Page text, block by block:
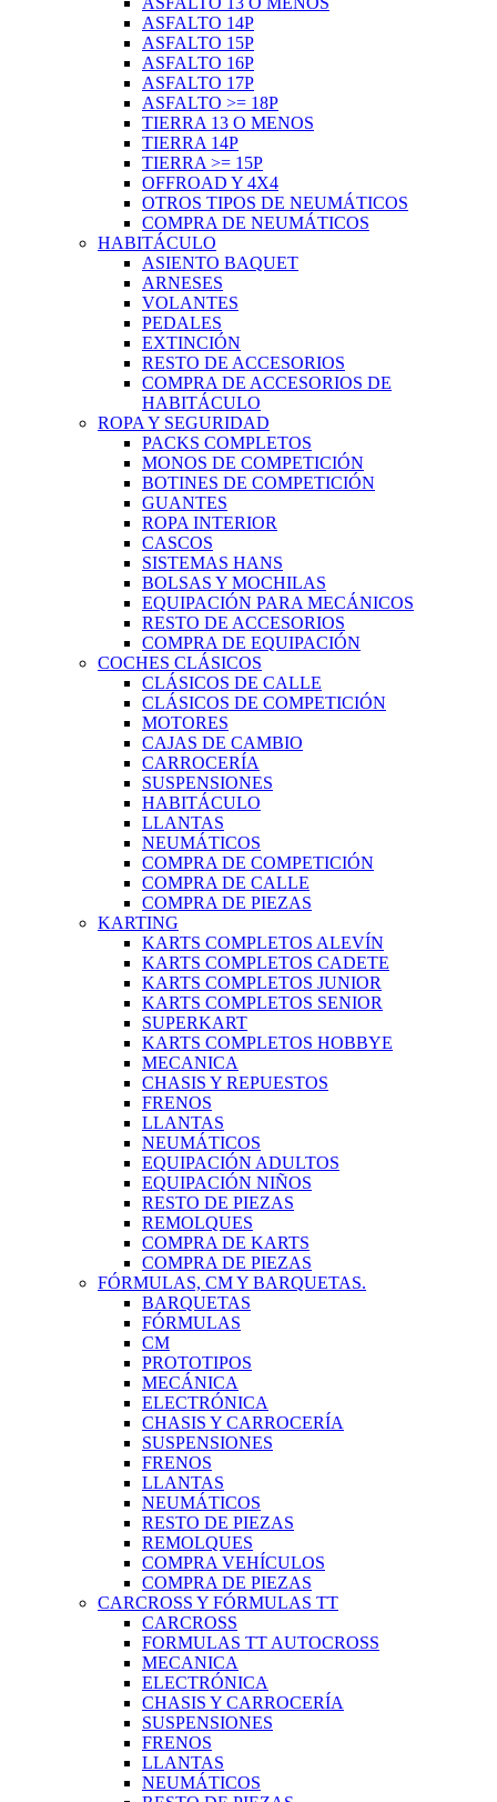
ASFALTO 14P
ASFALTO 15P
ASFALTO 16P
ASFALTO 17P
ASFALTO >= 18P
TIERRA 13 O MENOS
TIERRA 14P
TIERRA >= 15P
OFFROAD Y 4X4
OTROS TIPOS DE NEUMÁTICOS
COMPRA DE NEUMÁTICOS
HABITÁCULO
ASIENTO BAQUET
ARNESES
VOLANTES
PEDALES
EXTINCIÓN
RESTO DE ACCESORIOS
COMPRA DE ACCESORIOS DE
HABITÁCULO
ROPA Y SEGURIDAD
PACKS COMPLETOS
MONOS DE COMPETICIÓN
BOTINES DE COMPETICIÓN
GUANTES
ROPA INTERIOR
CASCOS
SISTEMAS HANS
BOLSAS Y MOCHILAS
EQUIPACIÓN PARA MECÁNICOS
RESTO DE ACCESORIOS
COMPRA DE EQUIPACIÓN
COCHES CLÁSICOS
CLÁSICOS DE CALLE
CLÁSICOS DE COMPETICIÓN
MOTORES
CAJAS DE CAMBIO
CARROCERÍA
SUSPENSIONES
HABITÁCULO
LLANTAS
NEUMÁTICOS
COMPRA DE COMPETICIÓN
COMPRA DE CALLE
COMPRA DE PIEZAS
KARTING
KARTS COMPLETOS ALEVÍN
KARTS COMPLETOS CADETE
KARTS COMPLETOS JUNIOR
KARTS COMPLETOS SENIOR
SUPERKART
KARTS COMPLETOS HOBBYE
MECANICA
CHASIS Y REPUESTOS
FRENOS
LLANTAS
NEUMÁTICOS
EQUIPACIÓN ADULTOS
EQUIPACIÓN NIÑOS
RESTO DE PIEZAS
REMOLQUES
COMPRA DE KARTS
COMPRA DE PIEZAS
FÓRMULAS, CM Y BARQUETAS.
BARQUETAS
FÓRMULAS
CM
PROTOTIPOS
MECÁNICA
ELECTRÓNICA
CHASIS Y CARROCERÍA
SUSPENSIONES
FRENOS
LLANTAS
NEUMÁTICOS
RESTO DE PIEZAS
REMOLQUES
COMPRA VEHÍCULOS
COMPRA DE PIEZAS
CARCROSS Y FÓRMULAS TT
CARCROSS
FORMULAS TT AUTOCROSS
MECANICA
ELECTRÓNICA
CHASIS Y CARROCERÍA
SUSPENSIONES
FRENOS
LLANTAS
NEUMÁTICOS